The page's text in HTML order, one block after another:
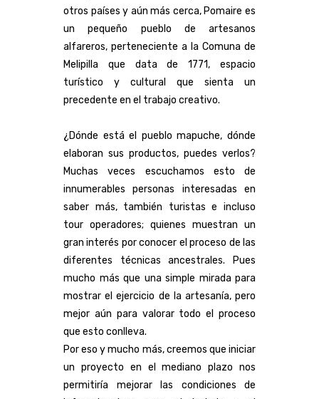
otros países y aún más cerca, Pomaire es
un pequeño pueblo de artesanos
alfareros, perteneciente a la Comuna de
Melipilla que data de 1771, espacio
turístico y cultural que sienta un
precedente en el trabajo creativo.
¿Dónde está el pueblo mapuche, dónde
elaboran sus productos, puedes verlos?
Muchas veces escuchamos esto de
innumerables personas interesadas en
saber más, también turistas e incluso
tour operadores; quienes muestran un
gran interés por conocer el proceso de las
diferentes técnicas ancestrales. Pues
mucho más que una simple mirada para
mostrar el ejercicio de la artesanía, pero
mejor aún para valorar todo el proceso
que esto conlleva.
Por eso y mucho más, creemos que iniciar
un proyecto en el mediano plazo nos
permitiría mejorar las condiciones de